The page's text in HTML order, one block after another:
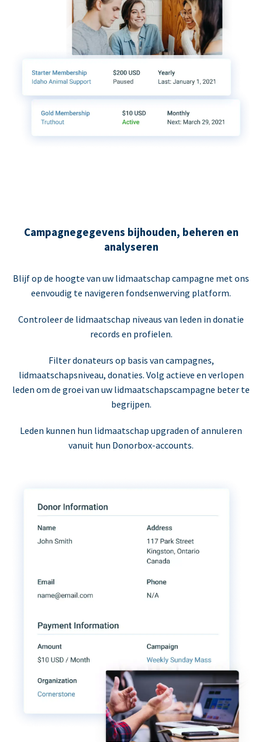
Campagnegegevens bijhouden, beheren en
analyseren
Blijf op de hoogte van uw lidmaatschap campagne met ons
eenvoudig te navigeren fondsenwerving platform.
Controleer de lidmaatschap niveaus van leden in donatie
records en profielen.
Filter donateurs op basis van campagnes,
lidmaatschapsniveau, donaties. Volg actieve en verlopen
leden om de groei van uw lidmaatschapscampagne beter te
begrijpen.
Leden kunnen hun lidmaatschap upgraden of annuleren
vanuit hun Donorbox-accounts.